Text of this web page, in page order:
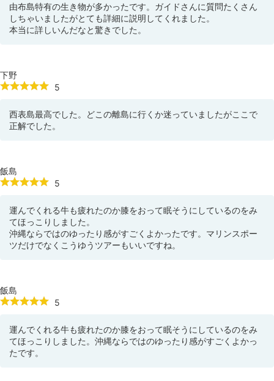
由布島特有の生き物が多かったです。ガイドさんに質問たくさん
しちゃいましたがとても詳細に説明してくれました。
本当に詳しいんだなと驚きでした。
下野
5
西表島最高でした。どこの離島に行くか迷っていましたがここで
正解でした。
飯島
5
運んでくれる牛も疲れたのか膝をおって眠そうにしているのをみ
てほっこりしました。
沖縄ならではのゆったり感がすごくよかったです。マリンスポー
ツだけでなくこうゆうツアーもいいですね。
飯島
5
運んでくれる牛も疲れたのか膝をおって眠そうにしているのをみ
てほっこりしました。沖縄ならではのゆったり感がすごくよかっ
たです。